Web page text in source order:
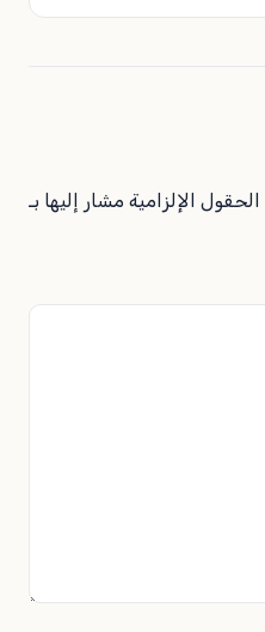
الحقول الإلزامية مشار إليها بـ